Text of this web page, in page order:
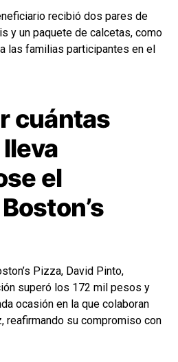
recibió dos pares de
y un paquete de calcetas, como
las familias participantes en el
cuántas
el
Pizza, David Pinto,
superó los 172 mil pesos y
ocasión en la que colaboran
reafirmando su compromiso con